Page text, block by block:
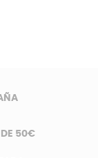
DE 50€